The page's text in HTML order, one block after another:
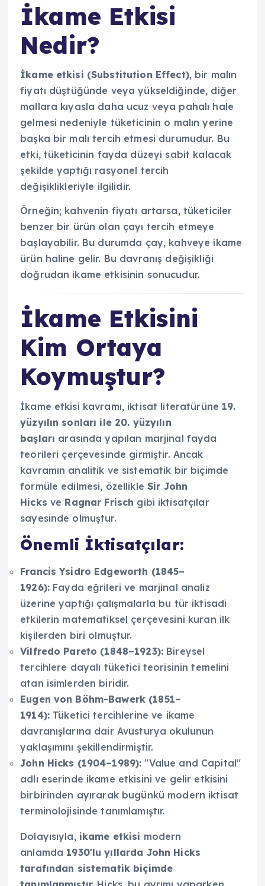
İkame Etkisi
Nedir?
İkame etkisi (Substitution Effect), bir malın
fiyatı düştüğünde veya yükseldiğinde, diğer
mallara kıyasla daha ucuz veya pahalı hale
gelmesi nedeniyle tüketicinin o malın yerine
başka bir malı tercih etmesi durumudur. Bu
etki, tüketicinin fayda düzeyi sabit kalacak
şekilde yaptığı rasyonel tercih
değişiklikleriyle ilgilidir.
Örneğin; kahvenin fiyatı artarsa, tüketiciler
benzer bir ürün olan çayı tercih etmeye
başlayabilir. Bu durumda çay, kahveye ikame
ürün haline gelir. Bu davranış değişikliği
doğrudan ikame etkisinin sonucudur.
İkame Etkisini
Kim Ortaya
Koymuştur?
İkame etkisi kavramı, iktisat literatürüne 19.
yüzyılın sonları ile 20. yüzyılın
başları arasında yapılan marjinal fayda
teorileri çerçevesinde girmiştir. Ancak
kavramın analitik ve sistematik bir biçimde
formüle edilmesi, özellikleSir John
Hicks ve Ragnar Frisch gibi iktisatçılar
sayesinde olmuştur.
Önemli İktisatçılar:
Francis Ysidro Edgeworth (1845–
1926):Fayda eğrileri ve marjinal analiz
üzerine yaptığı çalışmalarla bu tür iktisadi
etkilerin matematiksel çerçevesini kuran ilk
kişilerden biri olmuştur.
Vilfredo Pareto (1848–1923): Bireysel
tercihlere dayalı tüketici teorisinin temelini
atan isimlerden biridir.
Eugen von Böhm-Bawerk (1851–
1914):Tüketici tercihlerine ve ikame
davranışlarına dair Avusturya okulunun
yaklaşımını şekillendirmiştir.
John Hicks (1904–1989): "Value and Capital"
adlı eserinde ikame etkisini ve gelir etkisini
birbirinden ayırarak bugünkü modern iktisat
terminolojisinde tanımlamıştır.
Dolayısıyla, ikame etkisi modern
anlamda 1930'lu yıllarda John Hicks
tarafından sistematik biçimde